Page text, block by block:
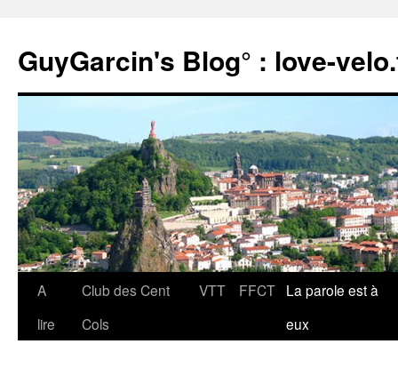
contenu
GuyGarcin's Blog° : love-
A
lire
Club des Cent
Cols
VTT FFCT La parole est à
eux